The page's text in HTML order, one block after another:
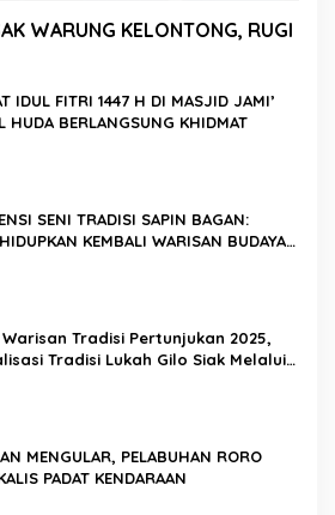
WARUNG KELONTONG, RUGI
IDUL FITRI 1447 H DI MASJID JAMI’
HUDA BERLANGSUNG KHIDMAT
SENI TRADISI SAPIN BAGAN:
KEMBALI WARISAN BUDAYA
Tradisi Pertunjukan 2025,
Tradisi Lukah Gilo Siak Melalui
PELABUHAN RORO
PADAT KENDARAAN